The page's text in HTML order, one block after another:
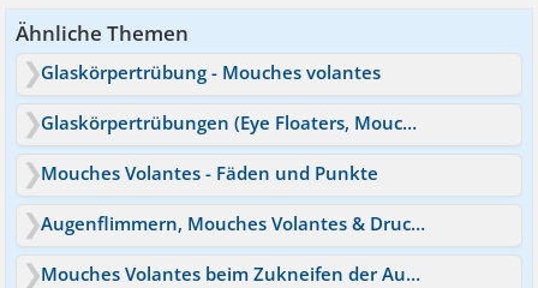
Ähnliche Themen
Glaskörpertrübung - Mouches volantes
Glaskörpertrübungen (Eye Floaters, Mouches Volantes)
Mouches Volantes - Fäden und Punkte
Augenflimmern, Mouches Volantes & Druck im Hinterkopf
Mouches Volantes beim Zukneifen der Augen?